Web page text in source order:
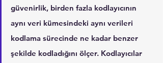
güvenirlik, birden fazla kodlayıcının
aynı veri kümesindeki aynı verileri
kodlama sürecinde ne kadar benzer
şekilde kodladığını ölçer. Kodlayıcılar